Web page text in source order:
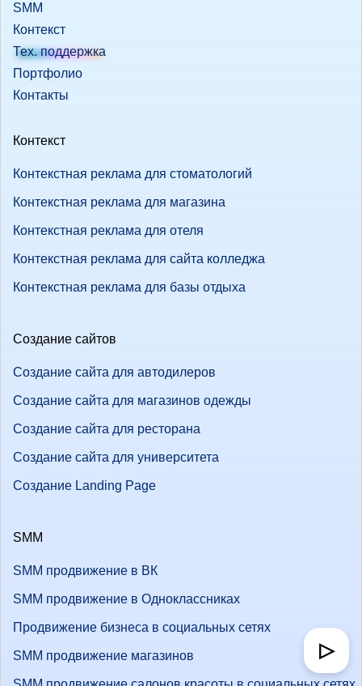
SMM
Контекст
Тех. поддержка
Портфолио
Контакты
Контекст
Контекстная реклама для стоматологий
Контекстная реклама для магазина
Контекстная реклама для отеля
Контекстная реклама для сайта колледжа
Контекстная реклама для базы отдыха
Создание сайтов
Создание сайта для автодилеров
Создание сайта для магазинов одежды
Создание сайта для ресторана
Создание сайта для университета
Создание Landing Page
SMM
SMM продвижение в ВК
SMM продвижение в Одноклассниках
Продвижение бизнеса в социальных сетях
SMM продвижение магазинов ▷